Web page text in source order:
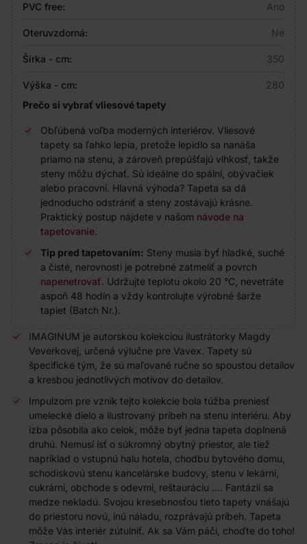
PVC free: Ano
Oteruvzdorná: Ne
Šírka - cm: 350
Výška - cm:
280
Prečo si vybrať vliesové tapety
Obľúbená voľba moderných interiérov. Vliesové
tapety sa ľahko lepia, pretože lepidlo sa nanáša
priamo na stenu, a zároveň prepúšťajú vlhkosť, takže
steny môžu dýchať. Sú ideálne do spální, obývačiek
alebo pracovní. Hlavná výhoda? Tapeta sa dá
jednoducho odstrániť a steny zostávajú krásne.
Praktický postup nájdete v našom návode na
tapetovanie.
Tip pred tapetovaním: Steny musia byť hladké, suché
a čisté, nerovnosti je potrebné zatmeliť a povrch
napenetrovať. Udržujte teplotu okolo 20 °C, nevetráte
aspoň 48 hodín a vždy kontrolujte výrobné šarže
tapiet (Batch Nr.).
IMAGINUM je autorskou kolekciou ilustrátorky Magdy
Veverkovej, určená výlučne pre Vavex. Tapety sú
špecifické tým, že sú maľované ručne so spoustou detailov
a kresbou jednotlivých motívov do detailov.
Impulzom pre vznik tejto kolekcie bola túžba preniesť
umelecké dielo a ilustrovaný príbeh na stenu interiéru. Aby
izba pôsobila ako celok, môže byť jedna tapeta doplnená
druhú. Nemusí ísť o súkromný obytný priestor, ale tiež
napríklad o vstupnú halu hotela, chodbu bytového domu,
schodiskovú stenu kancelárske budovy, stenu v lekárni,
cukrárni, obchode s odevmi, reštauráciu .... Fantázii sa
medze nekladú. Svojou kresebnosťou tieto tapety vnášajú
do priestoru novú, inú náladu, rozprávajú príbeh. Tapeta
môže Vás interiér zútulniť. Ak sa Vám páči, choďte do toho!